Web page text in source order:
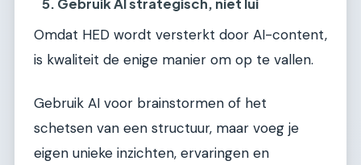
5. Gebruik AI strategisch, niet lui
Omdat HED wordt versterkt door AI-content,
is kwaliteit de enige manier om op te vallen.
Gebruik AI voor brainstormen of het
schetsen van een structuur, maar voeg je
eigen unieke inzichten, ervaringen en